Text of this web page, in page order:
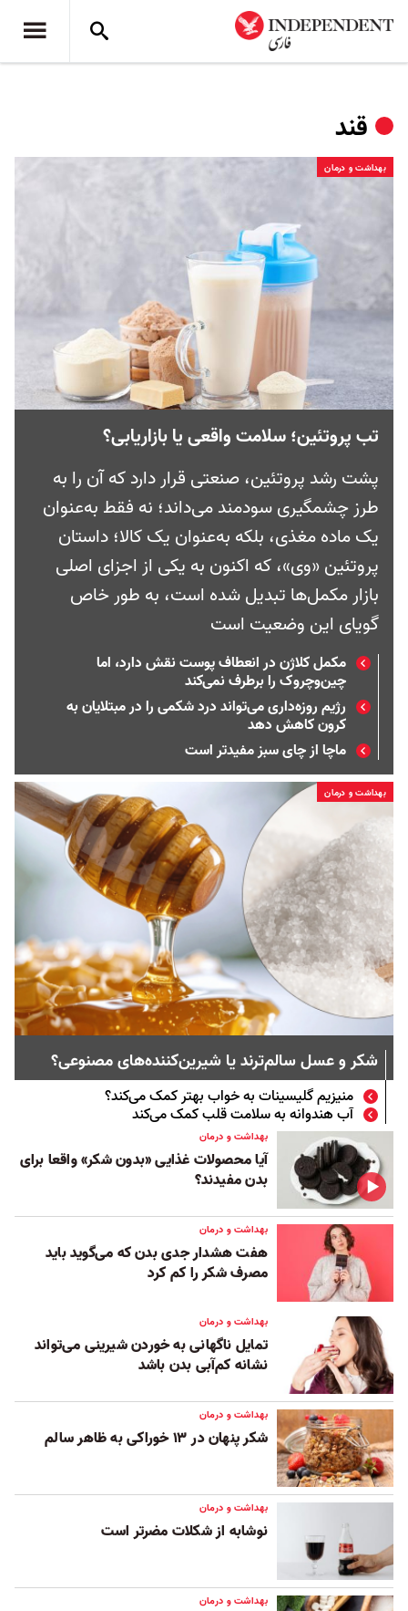
قند
بهداشت و درمان
تب پروتئین؛ سلامت واقعی یا بازاریابی؟
پشت رشد پروتئین، صنعتی قرار دارد که آن را به
طرز چشمگیری سودمند می‌داند؛ نه فقط به‌عنوان
یک ماده مغذی، بلکه به‌عنوان یک کالا؛ داستان
پروتئین «وی»، که اکنون به یکی از اجزای اصلی
بازار مکمل‌ها تبدیل شده است، به طور خاص
گویای این وضعیت است
مکمل کلاژن در انعطاف پوست نقش دارد، اما
چین‌وچروک را برطرف نمی‌کند
رژیم روزه‌داری می‌تواند درد شکمی را در مبتلایان به
کرون کاهش ‌دهد
ماچا از چای سبز مفید‌تر است
بهداشت و درمان
شکر و عسل سالم‌ترند یا شیرین‌کننده‌های مصنوعی؟
منیزیم گلیسینات به خواب بهتر کمک می‌کند؟
آب هندوانه به سلامت قلب کمک می‌کند
بهداشت و درمان
آیا محصولات غذایی «بدون شکر» واقعا برای
بدن مفیدند؟
بهداشت و درمان
هفت هشدار جدی بدن که می‌گوید باید
مصرف شکر را کم کرد
بهداشت و درمان
تمایل ناگهانی به خوردن شیرینی می‌تواند
نشانه کم‌آبی بدن باشد
بهداشت و درمان
شکر پنهان در ۱۳ خوراکی به ظاهر سالم
بهداشت و درمان
نوشابه از شکلات مضر‌تر است
بهداشت و درمان